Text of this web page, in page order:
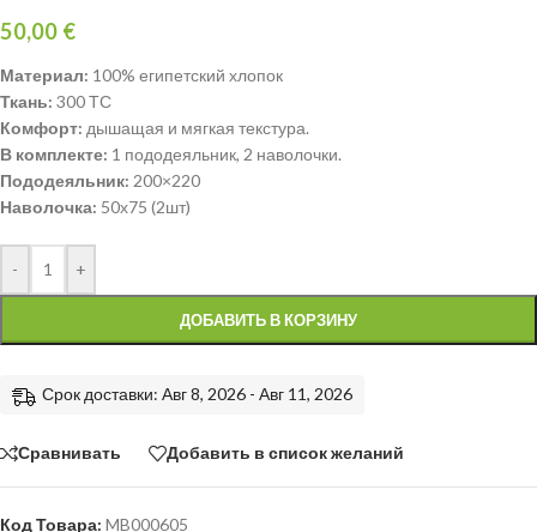
50,00 €
Материал: 100% египетский хлопок
Ткань: 300 ТС
Комфорт: дышащая и мягкая текстура.
В комплекте: 1 пододеяльник, 2 наволочки.
Пододеяльник: 200×220
Наволочка: 50х75 (2шт)
- +
ДОБАВИТЬ В КОРЗИНУ
Срок доставки: Авг 8, 2026 - Авг 11, 2026
Сравнивать Добавить в список желаний
Код Товара: MB000605